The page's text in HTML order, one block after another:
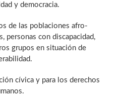
y democracia.
de las poblaciones afro-
personas con discapacidad,
grupos en situación de
cívica y para los derechos